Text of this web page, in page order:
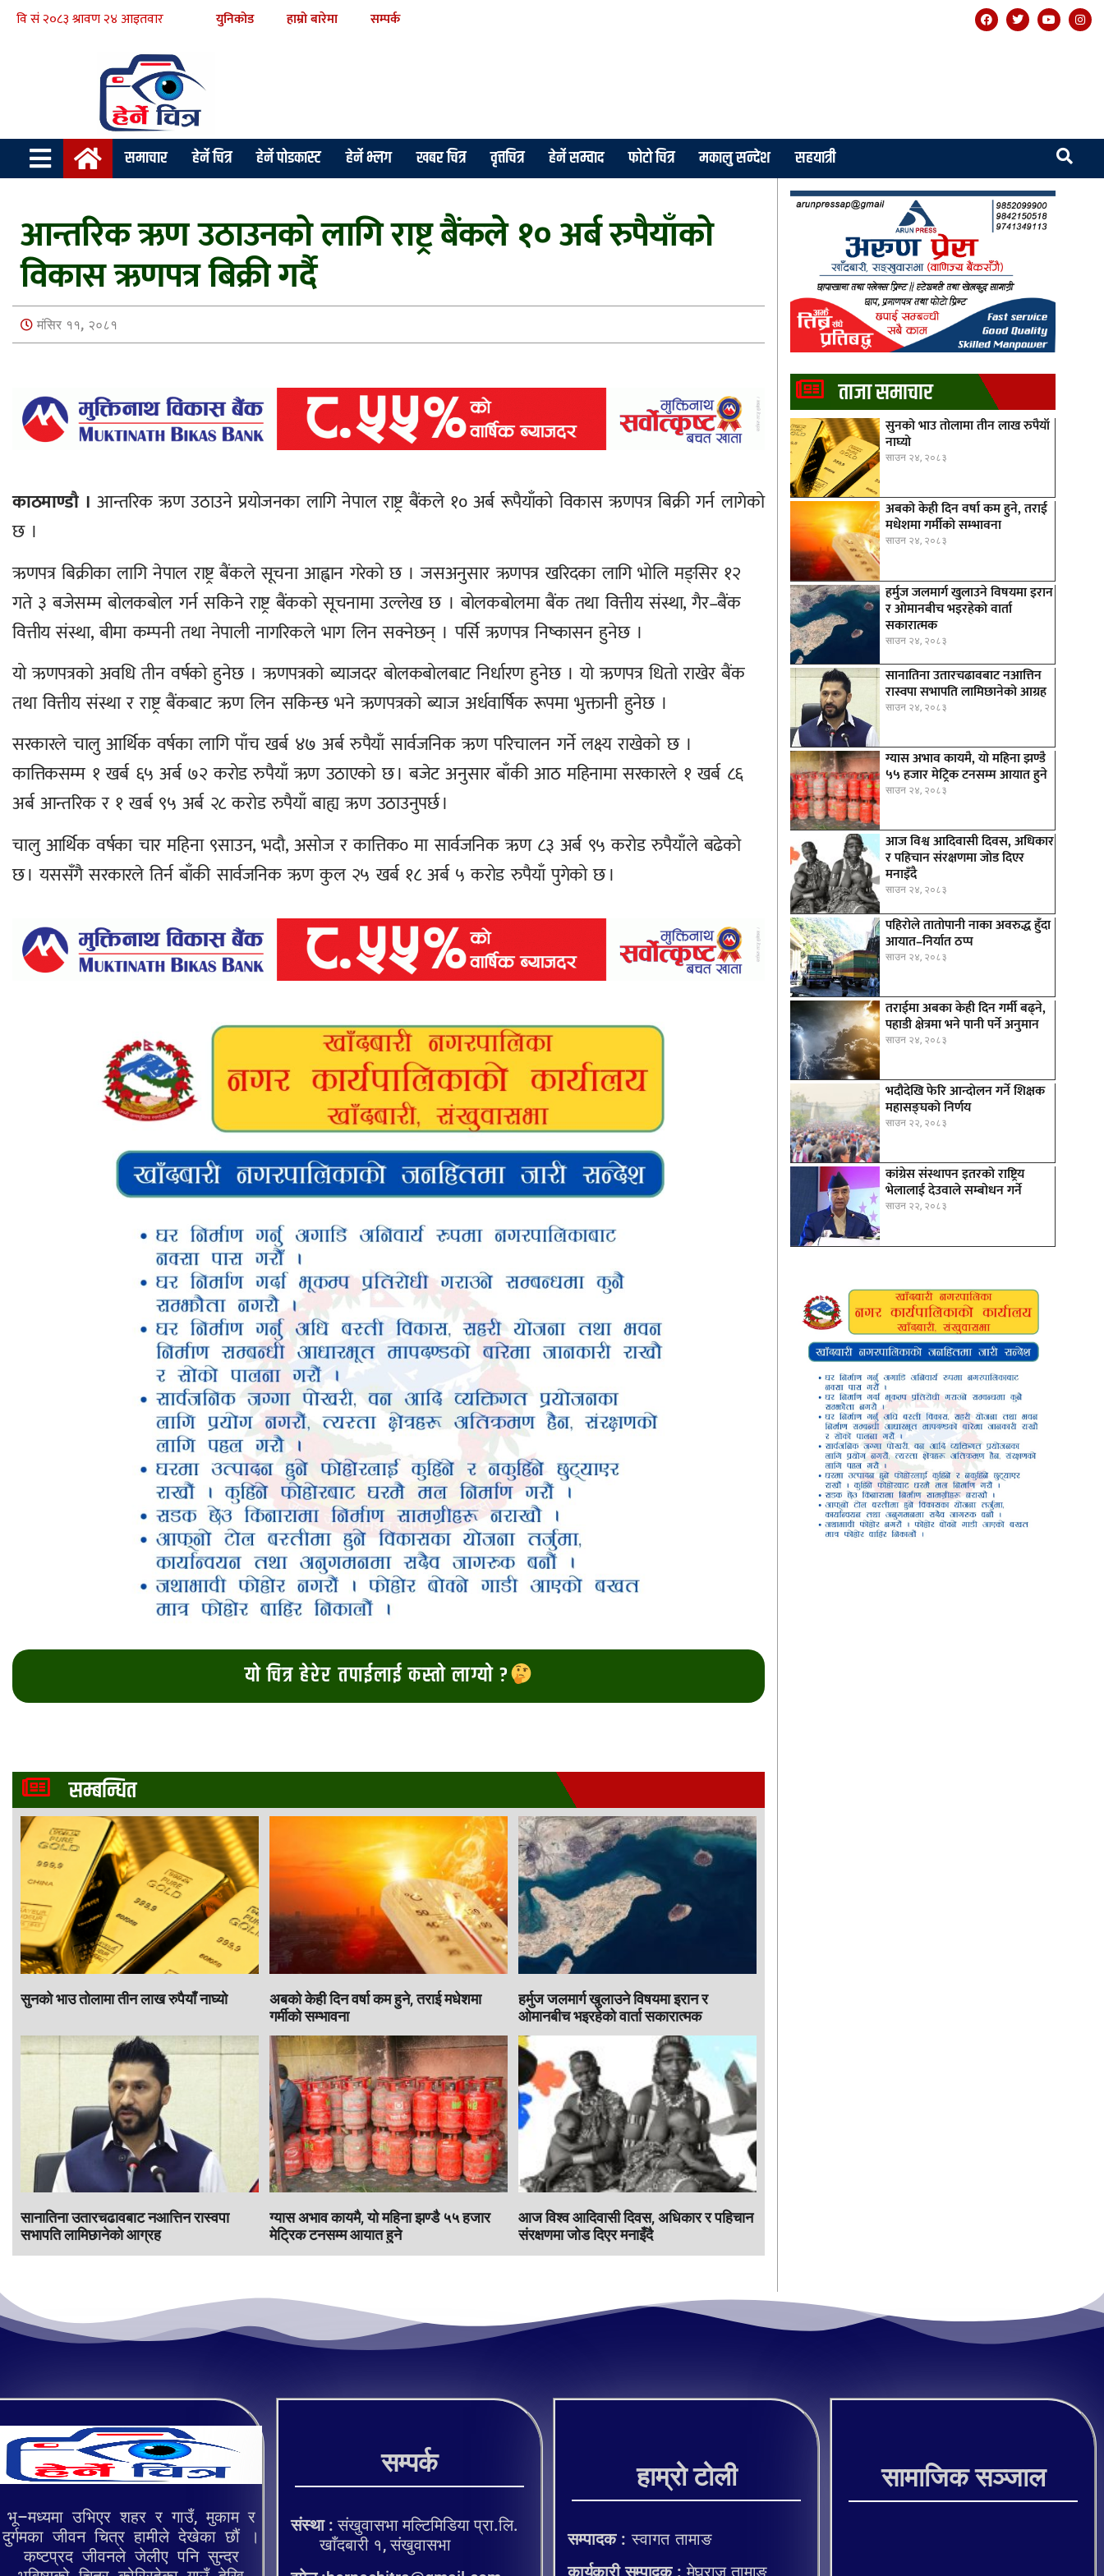
युनिकोड हाम्रो बारेमा सम्पर्क
समाचार हेर्ने चित्र हेर्ने पोडकास्ट हेर्ने भ्लग खबर चित्र वृत्तचित्र हेर्ने सम्वाद फोटो चित्र मकालु सन्देश सहयात्री
आन्तरिक ऋण उठाउनको लागि राष्ट्र बैंकले १० अर्ब रुपैयाँको
विकास ऋणपत्र बिक्री गर्दै
मंसिर ११, २०८१
काठमाण्डौ । आन्तरिक ऋण उठाउने प्रयोजनका लागि नेपाल राष्ट्र बैंकले १० अर्ब रूपैयाँको विकास ऋणपत्र बिक्री गर्न लागेको
छ ।
ऋणपत्र बिक्रीका लागि नेपाल राष्ट्र बैंकले सूचना आह्वान गरेको छ । जसअनुसार ऋणपत्र खरिदका लागि भोलि मङ्सिर १२
गते ३ बजेसम्म बोलकबोल गर्न सकिने राष्ट्र बैंकको सूचनामा उल्लेख छ । बोलकबोलमा बैंक तथा वित्तीय संस्था, गैर–बैंक
वित्तीय संस्था, बीमा कम्पनी तथा नेपाली नागरिकले भाग लिन सक्नेछन् । पर्सि ऋणपत्र निष्कासन हुनेछ ।
यो ऋणपत्रको अवधि तीन वर्षको हुनेछ । ऋणपत्रको ब्याजदर बोलकबोलबाट निर्धारण हुनेछ । यो ऋणपत्र धितो राखेर बैंक
तथा वित्तीय संस्था र राष्ट्र बैंकबाट ऋण लिन सकिन्छ भने ऋणपत्रको ब्याज अर्धवार्षिक रूपमा भुक्तानी हुनेछ ।
सरकारले चालु आर्थिक वर्षका लागि पाँच खर्ब ४७ अर्ब रुपैयाँ सार्वजनिक ऋण परिचालन गर्ने लक्ष्य राखेको छ ।
कात्तिकसम्म १ खर्ब ६५ अर्ब ७२ करोड रुपैयाँ ऋण उठाएको छ । बजेट अनुसार बाँकी आठ महिनामा सरकारले १ खर्ब ८६
अर्ब आन्तरिक र १ खर्ब ९५ अर्ब २८ करोड रुपैयाँ बाह्य ऋण उठाउनुपर्छ ।
चालु आर्थिक वर्षका चार महिना ९साउन, भदौ, असोज र कात्तिक० मा सार्वजनिक ऋण ८३ अर्ब ९५ करोड रुपैयाँले बढेको
छ । यससँगै सरकारले तिर्न बाँकी सार्वजनिक ऋण कुल २५ खर्ब १८ अर्ब ५ करोड रुपैयाँ पुगेको छ ।
यो चित्र हेरेर तपाईलाई कस्तो लाग्यो ?
सम्बन्धित
सुनको भाउ तोलामा तीन लाख रुपैयाँ नाघ्यो
अबको केही दिन वर्षा कम हुने, तराई मधेशमा
गर्मीको सम्भावना
हर्मुज जलमार्ग खुलाउने विषयमा इरान र
ओमानबीच भइरहेको वार्ता सकारात्मक
सानातिना उतारचढावबाट नआत्तिन रास्वपा
सभापति लामिछानेको आग्रह
ग्यास अभाव कायमै, यो महिना झण्डै ५५ हजार
मेट्रिक टनसम्म आयात हुने
आज विश्व आदिवासी दिवस, अधिकार र पहिचान
संरक्षणमा जोड दिएर मनाइँदै
ताजा समाचार
सुनको भाउ तोलामा तीन लाख रुपैयाँ
नाघ्यो
साउन २४, २०८३
अबको केही दिन वर्षा कम हुने, तराई
मधेशमा गर्मीको सम्भावना
साउन २४, २०८३
हर्मुज जलमार्ग खुलाउने विषयमा इरान
र ओमानबीच भइरहेको वार्ता
सकारात्मक
साउन २४, २०८३
सानातिना उतारचढावबाट नआत्तिन
रास्वपा सभापति लामिछानेको आग्रह
साउन २४, २०८३
ग्यास अभाव कायमै, यो महिना झण्डै
५५ हजार मेट्रिक टनसम्म आयात हुने
साउन २४, २०८३
आज विश्व आदिवासी दिवस, अधिकार
र पहिचान संरक्षणमा जोड दिएर
मनाइँदै
साउन २४, २०८३
पहिरोले तातोपानी नाका अवरुद्ध हुँदा
आयात–निर्यात ठप्प
साउन २४, २०८३
तराईमा अबका केही दिन गर्मी बढ्ने,
पहाडी क्षेत्रमा भने पानी पर्ने अनुमान
साउन २४, २०८३
भदौदेखि फेरि आन्दोलन गर्ने शिक्षक
महासङ्घको निर्णय
साउन २२, २०८३
कांग्रेस संस्थापन इतरको राष्ट्रिय
भेलालाई देउवाले सम्बोधन गर्ने
साउन २२, २०८३
भू–मध्यमा उभिएर शहर र गाउँ, मुकाम र
दुर्गमका जीवन चित्र हामीले देखेका छौं ।
कष्टप्रद जीवनले जेलीए पनि सुन्दर
सम्पर्क
संस्था : संखुवासभा मल्टिमिडिया प्रा.लि.
खाँदबारी १, संखुवासभा
हाम्रो टोली
सम्पादक :स्वागत तामाङ
कार्यकारी सम्पादक :मेघराज तामाङ
सामाजिक सञ्जाल